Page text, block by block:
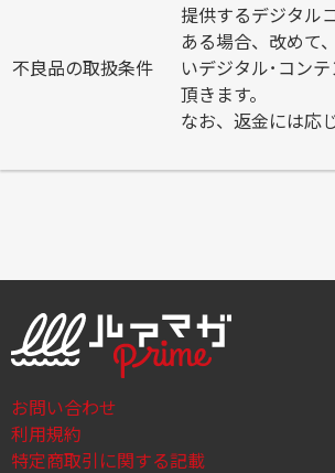
不良品の取扱条件
提供するデジタル
ある場合、改めて
いデジタル･コン
頂きます。
なお、返金には応
お問い合わせ
利用規約
特定商取引に関する記載